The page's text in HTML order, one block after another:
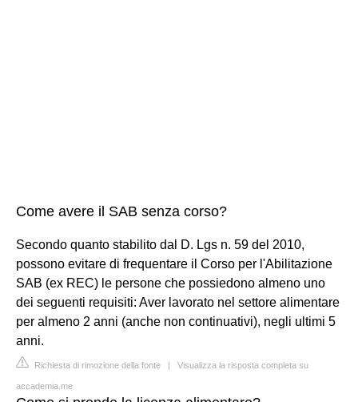
Come avere il SAB senza corso?
Secondo quanto stabilito dal D. Lgs n. 59 del 2010,
possono evitare di frequentare il Corso per l'Abilitazione
SAB (ex REC) le persone che possiedono almeno uno
dei seguenti requisiti: Aver lavorato nel settore alimentare
per almeno 2 anni (anche non continuativi), negli ultimi 5
anni.
Richiesta di rimozione della fonte | Visualizza la risposta completa su
accademia.me